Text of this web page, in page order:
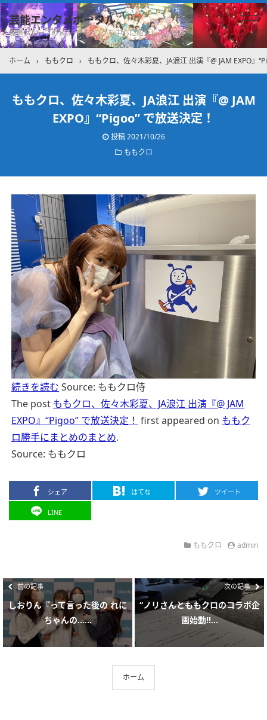
芸能エンタメポータル
坂道グループのメンバーブログを中心に紹介しています
ホーム › ももクロ › ももクロ、佐々木彩夏、JA浪江 出演『@ JAM EXPO』
ももクロ、佐々木彩夏、JA浪江 出演『@ JAM
EXPO』“Pigoo” で放送決定！
投稿2021/10/26
ももクロ
続きを読む Source: ももクロ侍
The post ももクロ、佐々木彩夏、JA浪江 出演『@ JAM
EXPO』“Pigoo” で放送決定！ first appeared on ももク
ロ勝手にまとめのまとめ.
Source: ももクロ
シェア はてな ツイート
LINE
ももクロ admin
前の記事
しおりん『って言った後の れに
ちゃんの…...
次の記事
“ノリさんとももクロのコラボ企
画始動!!...
ホーム